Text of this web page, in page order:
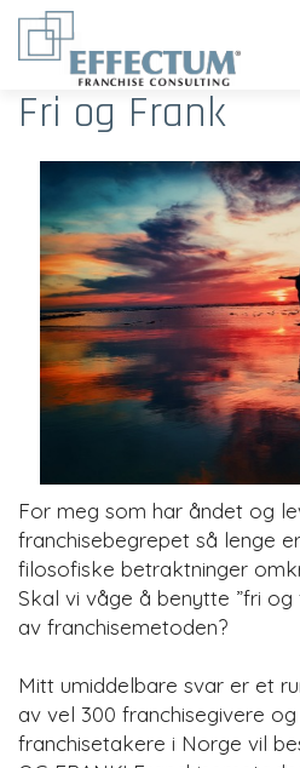
Fri og Frank
For meg som har åndet og
franchisebegrepet så lenge
filosofiske betraktninger
Skal vi våge å benytte ”fri
av franchisemetoden?
Mitt umiddelbare svar er et
av vel 300 franchisegivere
franchisetakere i Norge vil